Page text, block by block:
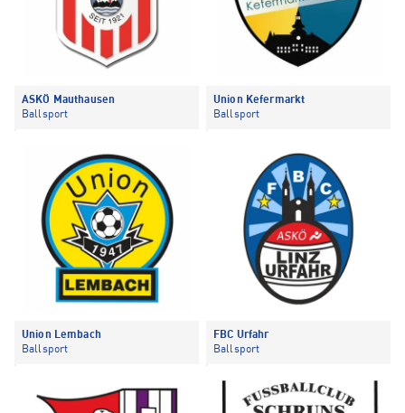
ASKÖ Mauthausen
Ballsport
Union Kefermarkt
Ballsport
Union Lembach
Ballsport
FBC Urfahr
Ballsport